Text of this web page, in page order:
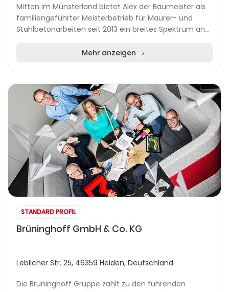
Mitten im Münsterland bietet Alex der Baumeister als
familiengeführter Meisterbetrieb für Maurer- und
Stahlbetonarbeiten seit 2013 ein breites Spektrum an
Mehr anzeigen
STANDARD PROFIL
Brüninghoff GmbH & Co. KG
Leblicher Str. 25, 46359 Heiden, Deutschland
Die Brüninghoff Gruppe zählt zu den führenden